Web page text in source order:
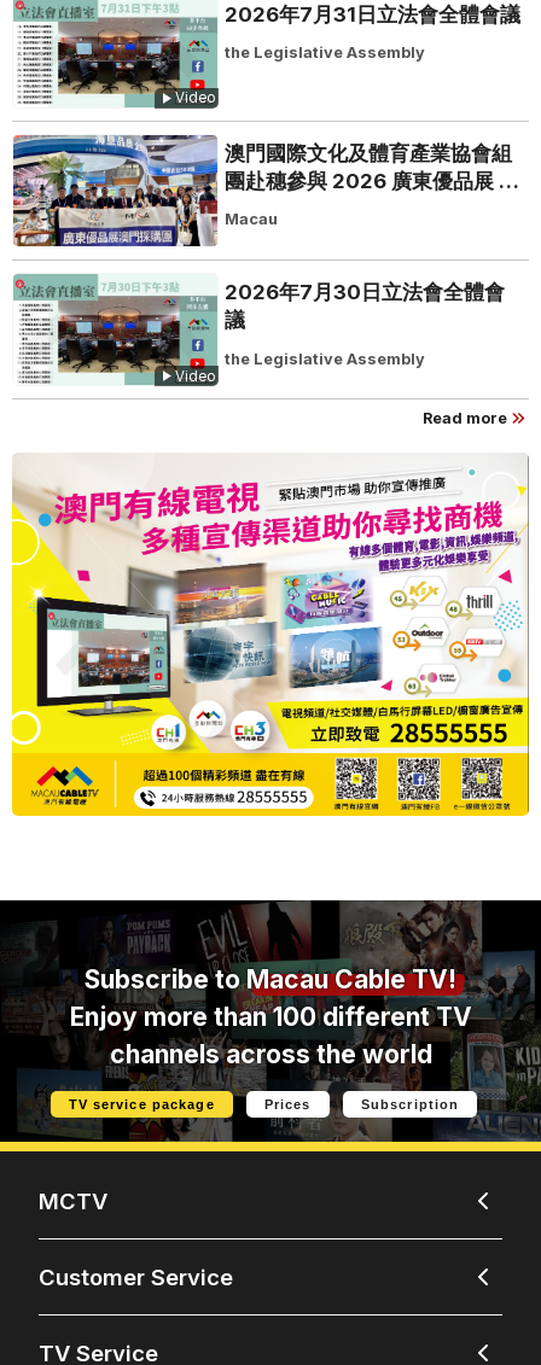
Video
2026年7月31日立法會全體會議
the Legislative Assembly
澳門國際文化及體育產業協會組
團赴穗參與 2026 廣東優品展 搭
建粵澳聯動橋樑助推粵品走向葡
Macau
Video
2026年7月30日立法會全體會
議
the Legislative Assembly
Read more
Subscribe toMacau Cable TV!
Enjoy more than 100 different TV
channels across the world
TV service package Prices Subscription
MCTV
Customer Service
TV Service